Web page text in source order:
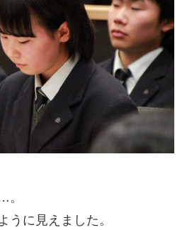
。
うに見えました。